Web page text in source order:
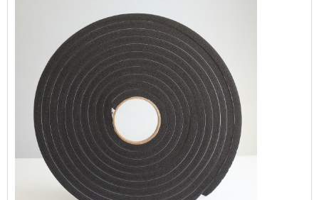
que não desbotam ou amarelam.MAIS
SOBRE FITA DE ESPUMA P...